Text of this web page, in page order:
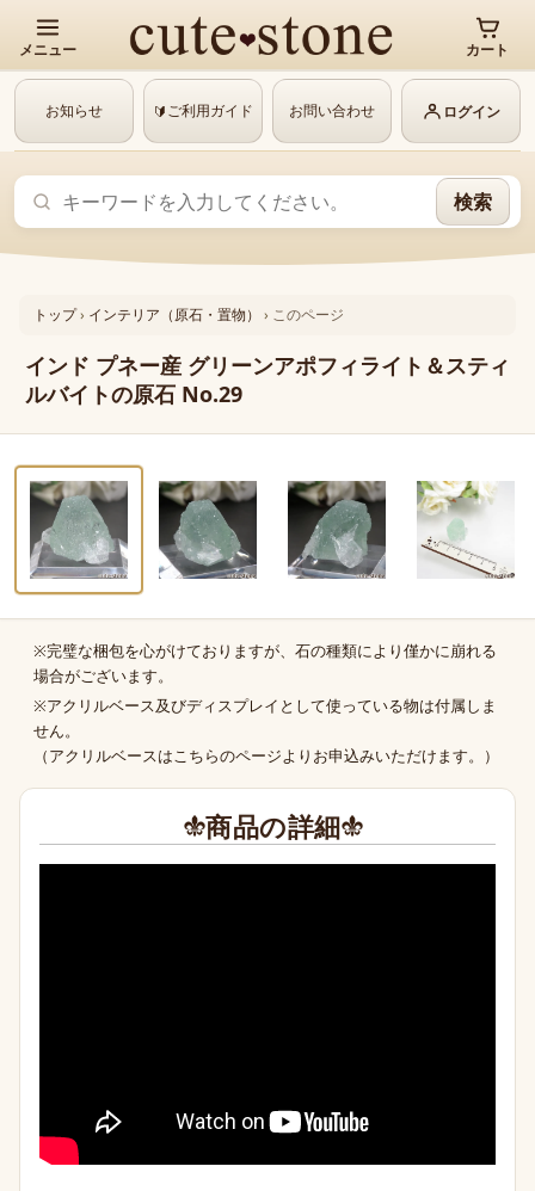
メニュー カート
お知らせ 🔰ご利用ガイド お問い合わせ ログイン
検索
トップ› インテリア（原石・置物） › このページ
インド プネー産 グリーンアポフィライト＆スティ
ルバイトの原石 No.29
‹
1 / 5
動画あり
商品の補足
※完璧な梱包を心がけておりますが、石の種類により僅かに崩れる
場合がございます。
※アクリルベース及びディスプレイとして使っている物は付属しま
せん。
（アクリルベースはこちらのページより お申込みいただけます。）
商品の詳細